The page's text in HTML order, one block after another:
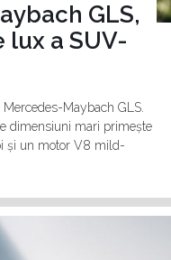
GLS,
lux a SUV-
Maybach GLS.
dimensiuni mari primește
și un motor V8 mild-